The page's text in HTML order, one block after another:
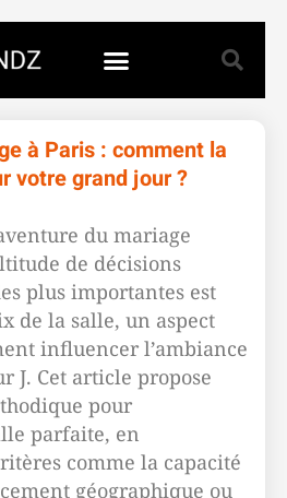
à Paris : comment la
votre grand jour ?
du mariage
de décisions
plus importantes est
de la salle, un aspect
influencer l’ambiance
J. Cet article propose
pour
parfaite, en
comme la capacité
géographique ou